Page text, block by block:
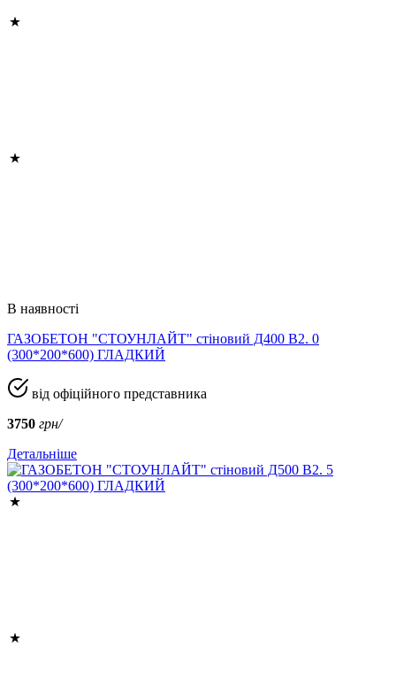
В наявності
ГАЗОБЕТОН "СТОУНЛАЙТ" стіновий Д400 В2. 0
(300*200*600) ГЛАДКИЙ
від офіційного представника
3750 грн/
Детальніше